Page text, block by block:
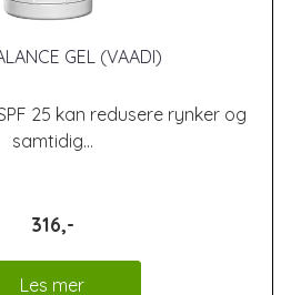
GEL (VAADI)
25 kan redusere rynker og
samtidig...
316,-
Les mer